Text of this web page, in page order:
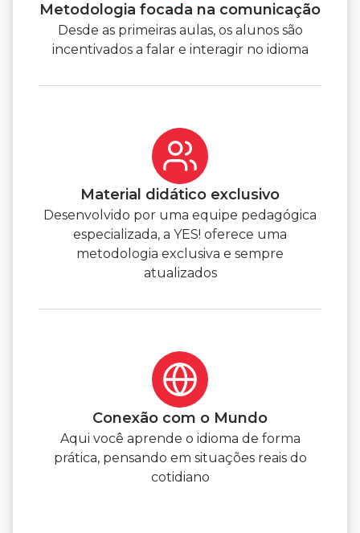
Metodologia focada na comunicação
Desde as primeiras aulas, os alunos são
incentivados a falar e interagir no idioma
Material didático exclusivo
Desenvolvido por uma equipe pedagógica
especializada, a YES! oferece uma
metodologia exclusiva e sempre
atualizados
Conexão com o Mundo
Aqui você aprende o idioma de forma
prática, pensando em situações reais do
cotidiano